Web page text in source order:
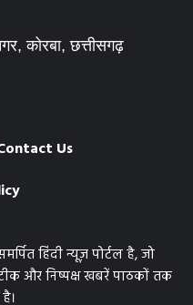
कोरबा, छत्तीसगढ़
Us
हिंदी न्यूज़ पोर्टल है, जो
और निष्पक्ष खबरें पाठकों तक